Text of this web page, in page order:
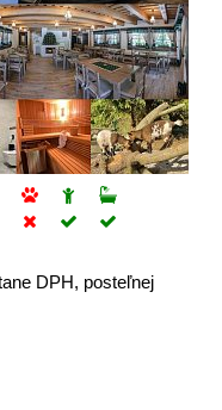
DPH, posteľnej